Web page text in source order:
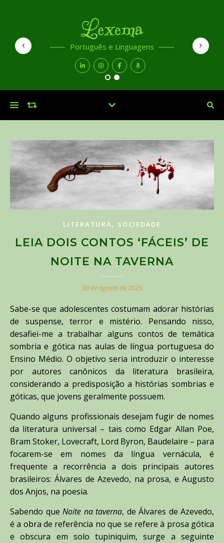
Lexema
Português e Linguagens
LITERATURA, SOCIEDADE
LEIA DOIS CONTOS ‘FÁCEIS’ DE
NOITE NA TAVERNA
30 de agosto de 2025
Sabe-se que adolescentes costumam adorar histórias
de suspense, terror e mistério. Pensando nisso,
desafiei-me a trabalhar alguns contos de temática
sombria e gótica nas aulas de língua portuguesa do
Ensino Médio. O objetivo seria introduzir o interesse
por autores canônicos da literatura brasileira,
considerando a predisposição a histórias sombrias e
góticas, que jovens geralmente possuem.
Quando alguns profissionais desejam fugir de nomes
da literatura universal – tais como Edgar Allan Poe,
Bram Stoker, Lovecraft, Lord Byron, Baudelaire – para
focarem-se em nomes da língua vernácula, é
frequente a recorrência a dois principais autores
brasileiros: Álvares de Azevedo, na prosa, e Augusto
dos Anjos, na poesia.
Sabendo que Noite na taverna, de Álvares de Azevedo,
é a obra de referência no que se refere à prosa gótica
e obscura em solo tupiniquim, surge a seguinte